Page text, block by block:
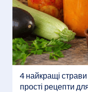
4 найкращі страви
прості рецепти